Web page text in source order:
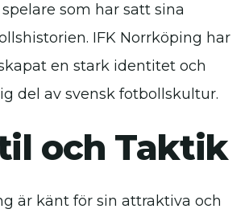
som har satt sina
IFK Norrköping har
en stark identitet och
del av svensk fotbollskultur.
och Taktik
är känt för sin attraktiva och